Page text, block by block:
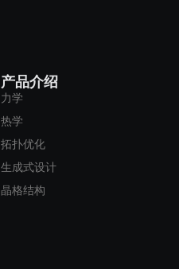
产品介绍
力学
热学
拓扑优化
生成式设计
晶格结构